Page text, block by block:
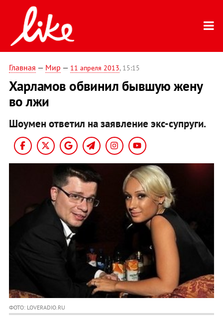
Главная — Мир — 11 апреля 2013, 15:15
Харламов обвинил бывшую жену
во лжи
Шоумен ответил на заявление экс-супруги.
ФОТО: LOVERADIO.RU